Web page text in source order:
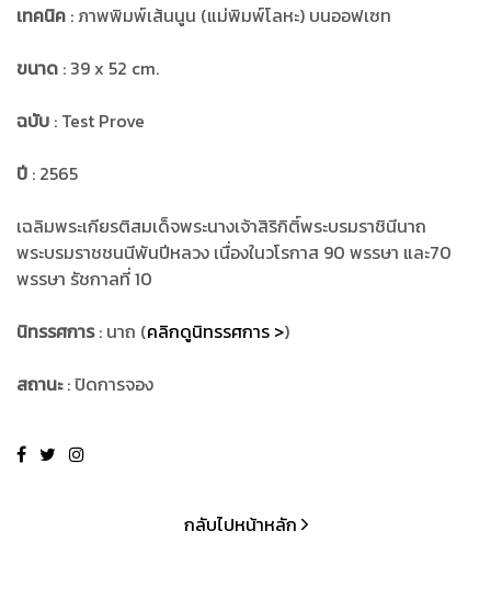
เทคนิค : ภาพพิมพ์เส้นนูน (แม่พิมพ์โลหะ) บนออฟเซท
ขนาด : 39 x 52 cm.
ฉบับ : Test Prove
ปี : 2565
เฉลิมพระเกียรติสมเด็จพระนางเจ้าสิริกิติ์พระบรมราชินีนาถ
พระบรมราชชนนีพันปีหลวง เนื่องในวโรกาส 90 พรรษา และ70
พรรษา รัชกาลที่ 10
นิทรรศการ: นาถ (คลิกดูนิทรรศการ >)
สถานะ: ปิดการจอง
กลับไปหน้าหลัก